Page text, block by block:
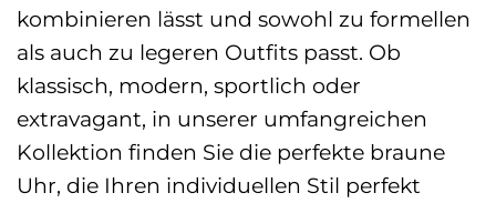
kombinieren lässt und sowohl zu formellen
als auch zu legeren Outfits passt. Ob
klassisch, modern, sportlich oder
extravagant, in unserer umfangreichen
Kollektion finden Sie die perfekte braune
Uhr, die Ihren individuellen Stil perfekt